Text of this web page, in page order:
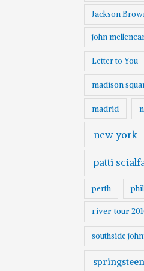
Jackson
john
Letter to You
madison
madrid
new york
patti
perth
river tour
southside